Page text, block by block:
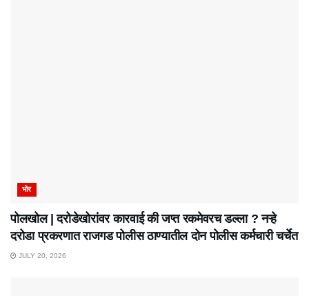
भोर
पोलखोल | दरोडेखोरांवर कारवाई की जप्त रकमेवरच डल्ला ? नऱ्हे
दरोडा प्रकरणात राजगड पोलीस ठाण्यातील दोन पोलीस कर्मचारी चर्चेत
JULY 20, 2026